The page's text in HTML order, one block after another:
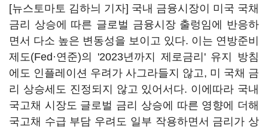
[뉴스토마토 김하늬 기자] 국내 금융시장이 미국 국채
금리 상승에 따른 글로벌 금융시장 출렁임에 반응하
면서 다소 높은 변동성을 보이고 있다. 이는 연방준비
제도(Fed·연준)의 '2023년까지 제로금리' 유지 방침
에도 인플레이션 우려가 사그라들지 않고, 미 국채 금
리 상승세도 진정되지 않고 있어서다. 이에따라 국내
국고채 시장도 글로벌 금리 상승에 따른 영향에 더해
국고채 수급 부담 우려도 일부 작용하면서 금리가 상